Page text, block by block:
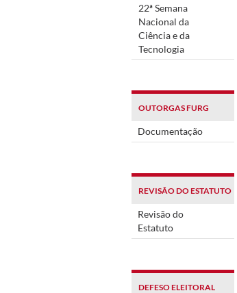
22ª Semana
Nacional da
Ciência e da
Tecnologia
OUTORGAS FURG
Documentação
REVISÃO DO ESTATUTO
Revisão do
Estatuto
DEFESO ELEITORAL